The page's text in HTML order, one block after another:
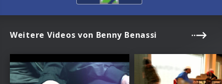
Weitere Videos von Benny Benassi